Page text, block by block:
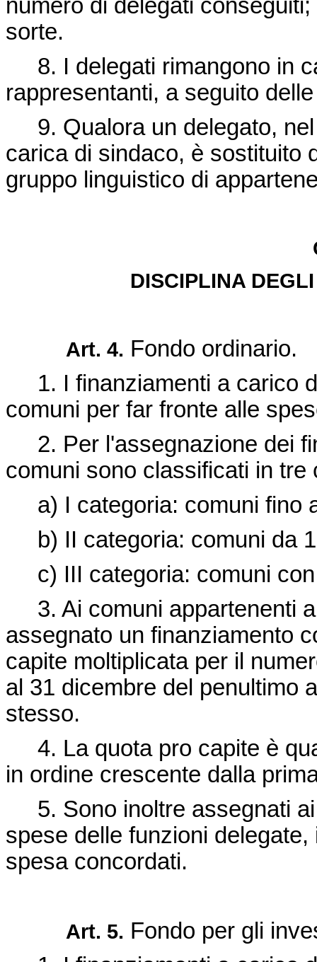
numero di delegati
sorte.
8. I delegati rimangono in
rappresentanti, a seguito
9. Qualora un delegato, nel
carica di sindaco, è sostituito
gruppo linguistico di
DISCIPLINA
Art. 4. Fondo ordinario.
1. I finanziamenti a carico
comuni per far fronte alle
2. Per l'assegnazione dei
comuni sono classificati in tre
a) I categoria: comuni fino
b) II categoria: comuni da
c) III categoria: comuni con
3. Ai comuni appartenenti
assegnato un finanziamento
capite moltiplicata per il
al 31 dicembre del penultimo
stesso.
4. La quota pro capite è
in ordine crescente dalla
5. Sono inoltre assegnati ai
spese delle funzioni
spesa concordati.
Art. 5. Fondo per gli